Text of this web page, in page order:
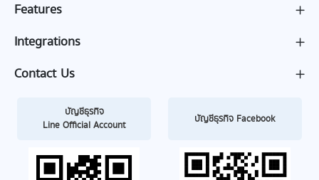
Features
Integrations
Contact Us
บัญชีธุรกิจ
Line Official Account
บัญชีธุรกิจ Facebook